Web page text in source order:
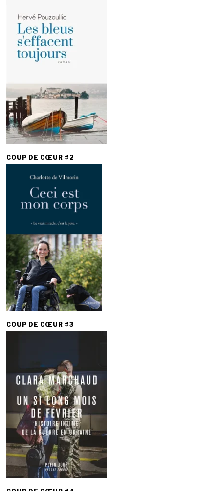
COUP DE CŒUR #2
COUP DE CŒUR #3